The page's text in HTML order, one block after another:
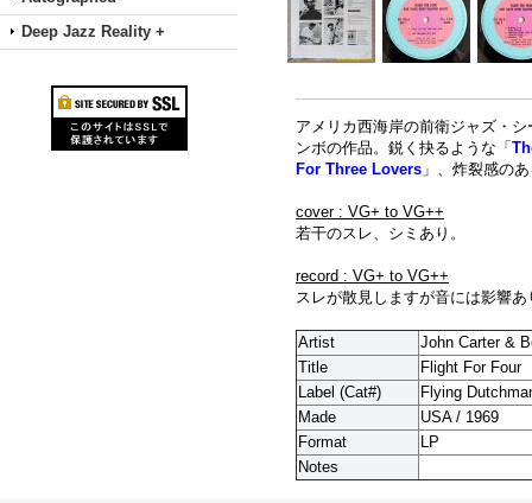
Deep Jazz Reality +
アメリカ西海岸の前衛ジャズ・
ンボの作品。鋭く抉るような「
For Three Lovers 」、炸裂感の
cover : VG+ to VG++
若干のスレ、シミあり。
record : VG+ to VG++
スレが散見しますが音には影響あ
Artist
John Carter &
Title
Flight For Four
Label (Cat#)
Flying
Made
USA / 1969
Format
LP
Notes